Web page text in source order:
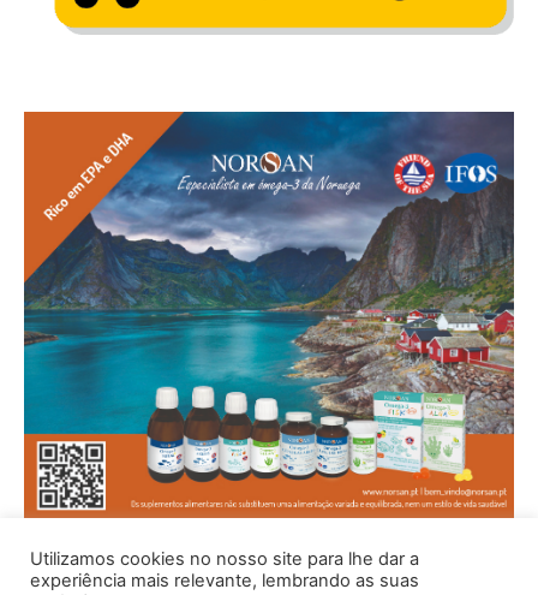
Utilizamos cookies no nosso site para lhe dar a
experiência mais relevante, lembrando as suas